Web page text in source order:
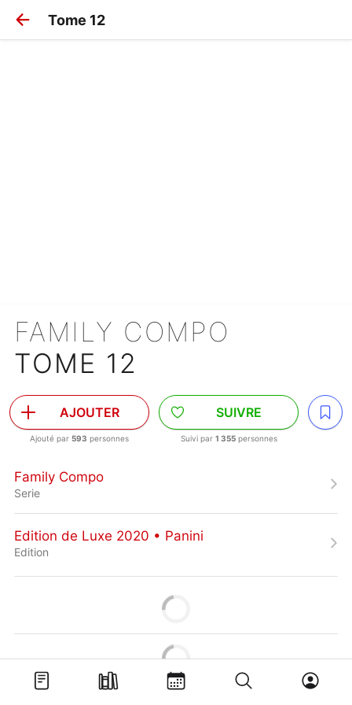
Tome 12
FAMILY COMPO
TOME 12
AJOUTER
Ajouté par 593 personnes
SUIVRE
Suivi par 1 355personnes
Family Compo
Serie
Edition de Luxe 2020 • Panini
Edition